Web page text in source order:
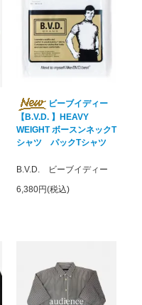
ビーブイディー
【B.V.D. 】HEAVY
WEIGHT ボースンネックT
シャツ パックTシャツ
B.V.D. ビーブイディー
6,380円(税込)